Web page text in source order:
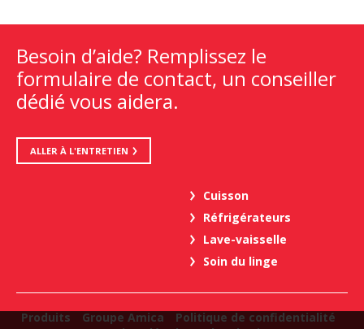
Besoin d’aide? Remplissez le
formulaire de contact, un conseiller
dédié vous aidera.
ALLER À L'ENTRETIEN
Cuisson
Réfrigérateurs
Lave-vaisselle
Soin du linge
Produits Groupe Amica
Politique de confidentialité